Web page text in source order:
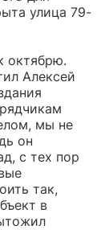
улица 79-
октябрю.
Алексей
мы не
он
с тех пор
так,
в